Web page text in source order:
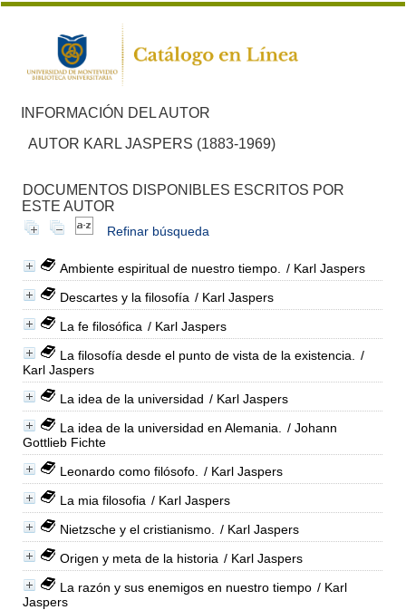
INFORMACIÓN DEL AUTOR
AUTOR KARL JASPERS (1883-1969)
DOCUMENTOS DISPONIBLES ESCRITOS POR
ESTE AUTOR
Refinar búsqueda
Ambiente espiritual de nuestro tiempo.
/ Karl Jaspers
Descartes y la filosofía / Karl Jaspers
La fe filosófica / Karl Jaspers
La filosofía desde el punto de vista de la existencia.
/
Karl Jaspers
La idea de la universidad / Karl Jaspers
La idea de la universidad en Alemania.
/ Johann
Gottlieb Fichte
Leonardo como filósofo.
/ Karl Jaspers
La mia filosofia / Karl Jaspers
Nietzsche y el cristianismo.
/ Karl Jaspers
Origen y meta de la historia / Karl Jaspers
La razón y sus enemigos en nuestro tiempo / Karl
Jaspers